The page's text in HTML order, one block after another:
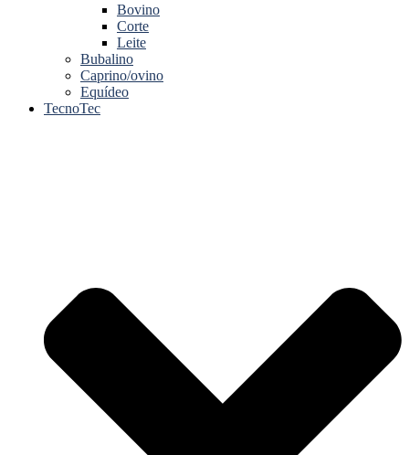
Bovino
Corte
Leite
Bubalino
Caprino/ovino
Equídeo
TecnoTec